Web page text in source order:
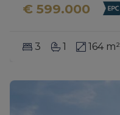
€ 599.000
3 1 164 m²